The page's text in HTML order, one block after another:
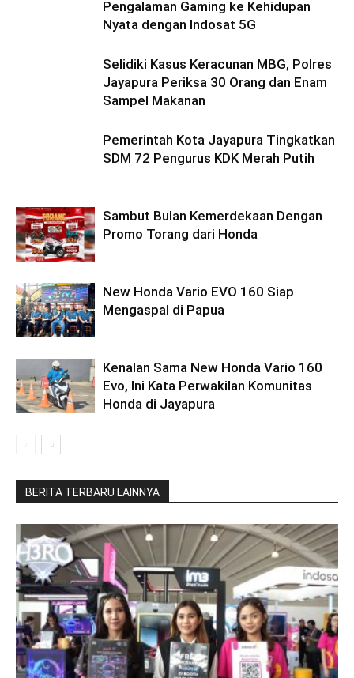
Pengalaman Gaming ke Kehidupan
Nyata dengan Indosat 5G
Selidiki Kasus Keracunan MBG, Polres
Jayapura Periksa 30 Orang dan Enam
Sampel Makanan
Pemerintah Kota Jayapura Tingkatkan
SDM 72 Pengurus KDK Merah Putih
Sambut Bulan Kemerdekaan Dengan
Promo Torang dari Honda
New Honda Vario EVO 160 Siap
Mengaspal di Papua
Kenalan Sama New Honda Vario 160
Evo, Ini Kata Perwakilan Komunitas
Honda di Jayapura
BERITA TERBARU LAINNYA